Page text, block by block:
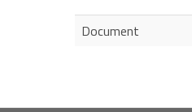
Document